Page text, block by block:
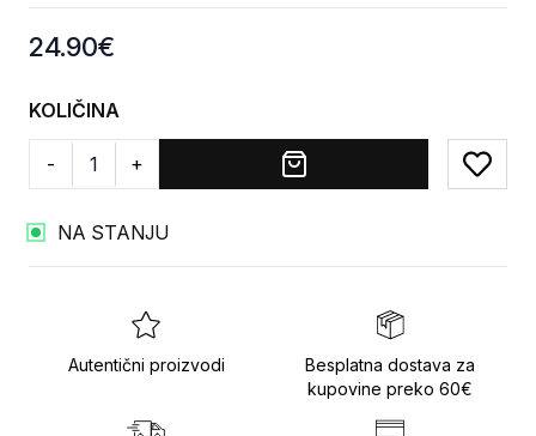
Product information
24.90€
KOLIČINA
- +
Add
NA STANJU
Autentični proizvodi
Besplatna dostava za
kupovine preko 60€